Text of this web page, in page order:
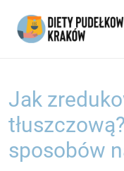
Jak
sposobów